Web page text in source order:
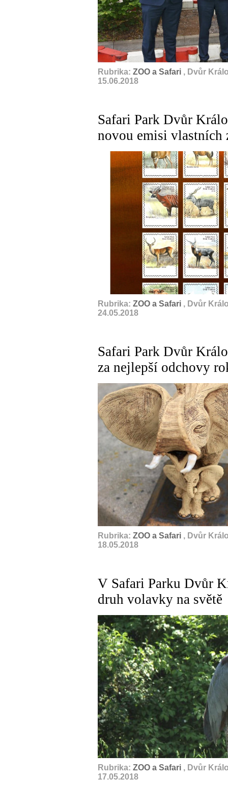
Rubrika: ZOO a Safari , Dvůr
15.06.2018
Safari Park Dvůr
novou emisi vlastních
Rubrika: ZOO a Safari , Dvůr
24.05.2018
Safari Park Dvůr
za nejlepší odchovy
Rubrika: ZOO a Safari , Dvůr
18.05.2018
V Safari Parku Dvůr
druh volavky na světě
Rubrika: ZOO a Safari , Dvůr
17.05.2018